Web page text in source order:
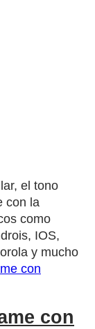
el tono
con la
como
IOS,
y mucho
con
con